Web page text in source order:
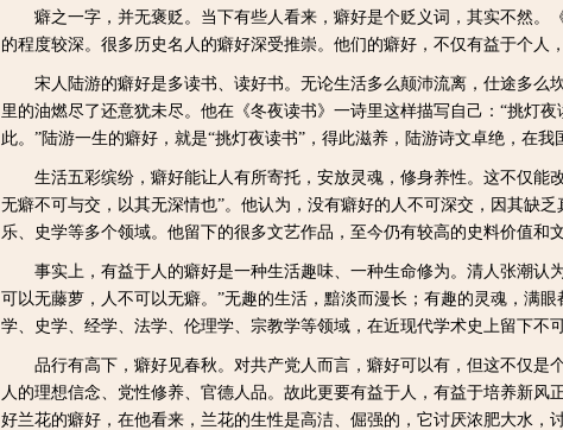
癖之一字，并无褒贬。当下有些人看来，癖好是个贬义词，其实不然。
的程度较深。很多历史名人的癖好深受推崇。他们的癖好，不仅有益于个人
宋人陆游的癖好是多读书、读好书。无论生活多么颠沛流离，仕途多么
里的油燃尽了还意犹未尽。他在《冬夜读书》一诗里这样描写自己：“挑灯
此。”陆游一生的癖好，就是“挑灯夜读书”，得此滋养，陆游诗文卓绝，在我
生活五彩缤纷，癖好能让人有所寄托，安放灵魂，修身养性。这不仅能
无癖不可与交，以其无深情也”。他认为，没有癖好的人不可深交，因其缺
乐、史学等多个领域。他留下的很多文艺作品，至今仍有较高的史料价值和文
事实上，有益于人的癖好是一种生活趣味、一种生命修为。清人张潮认
可以无藤萝，人不可以无癖。”无趣的生活，黯淡而漫长；有趣的灵魂，满
学、史学、经学、法学、伦理学、宗教学等领域，在近现代学术史上留下不
品行有高下，癖好见春秋。对共产党人而言，癖好可以有，但这不仅是
人的理想信念、党性修养、官德人品。故此更要有益于人，有益于培养新
好兰花的癖好，在他看来，兰花的生性是高洁、倔强的，它讨厌浓肥大水